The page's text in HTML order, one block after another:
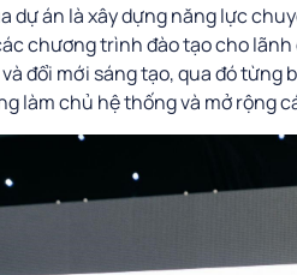
dự án là xây dựng năng lực
chương trình đào tạo cho
đổi mới sáng tạo, qua đó
làm chủ hệ thống và mở rộng